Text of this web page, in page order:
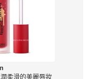
柔滑的美麗唇妝